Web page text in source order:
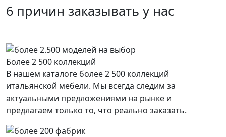
6 причин заказывать у нас
Более 2 500 коллекций
В нашем каталоге более 2 500 коллекций
итальянской мебели. Мы всегда следим за
актуальными предложениями на рынке и
предлагаем только то, что реально заказать.